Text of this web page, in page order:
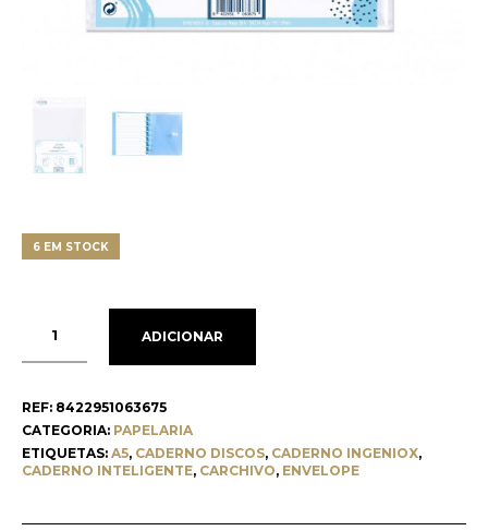
6 EM STOCK
ADICIONAR
REF: 8422951063675
CATEGORIA: PAPELARIA
ETIQUETAS: A5, CADERNO DISCOS, CADERNO INGENIOX,
CADERNO INTELIGENTE, CARCHIVO, ENVELOPE